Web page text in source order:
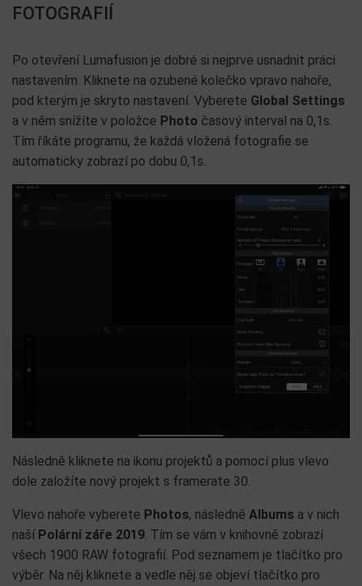
FOTOGRAFIÍ
Po otevření Lumafusion je dobré si nejprve usnadnit práci
nastavením. Kliknete na ozubené kolečko vpravo nahoře,
pod kterým je skryto nastavení. Vyberete Global Settings
a v něm snížíte v položce Photo časový interval na 0,1s.
Tím říkáte programu, že každá vložená fotografie se
automaticky zobrazí po dobu 0,1s.
Následně kliknete na ikonu projektů a pomocí plus vlevo
dole založíte nový projekt s framerate 30.
Vlevo nahoře vyberete Photos, následně Albums a v nich
naší Polární záře 2019. Tím se vám v knihovně zobrazí
všech 1900 RAW fotografií. Pod seznamem je tlačítko pro
výběr. Na něj kliknete a vedle něj se objeví tlačítko pro